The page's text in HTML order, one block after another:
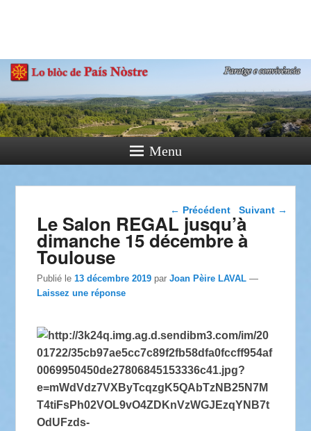
Paratge e Convivència
Menu
Navigation dans les
← Précédent Suivant →
Le Salon REGAL jusqu’à
dimanche 15 décembre à
Toulouse
Publié le13 décembre 2019 parJoan Pèire LAVAL —
Laissez une réponse